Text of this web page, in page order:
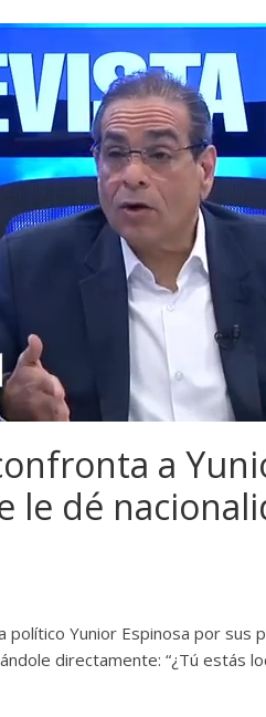
a
le dé
político Yunior Espinosa por sus
directamente: “¿Tú estás